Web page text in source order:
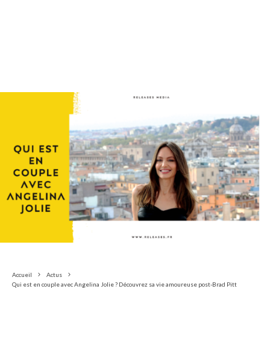
Accueil
Actus
Qui est en couple avec Angelina Jolie ? Découvrez sa vie amoureuse post-Brad Pitt